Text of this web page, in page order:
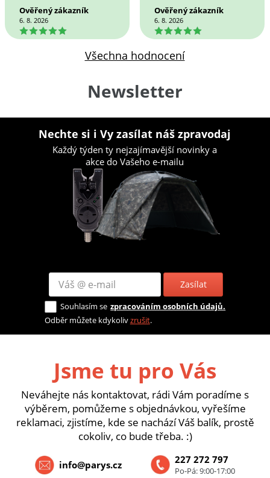
Ověřený zákazník
6. 8. 2026
5
Ověřený zákazník
6. 8. 2026
5
Všechna hodnocení
Newsletter
Nechte si i Vy zasílat náš zpravodaj
Každý týden ty nejzajímavější novinky a
akce do Vašeho e-mailu
Zasílat
Souhlasím se zpracováním osobních údajů.
Odběr můžete kdykolivzrušit.
Jsme tu pro Vás
Neváhejte nás kontaktovat, rádi Vám poradíme s
výběrem, pomůžeme s objednávkou, vyřešíme
reklamaci, zjistíme, kde se nachází Váš balík, prostě
cokoliv, co bude třeba. :)
227 272 797
Po-Pá: 9:00-17:00
info@parys.cz